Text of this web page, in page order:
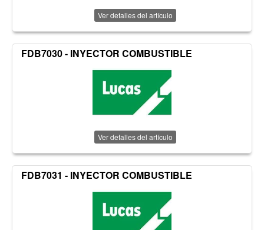
Ver detalles del artículo
FDB7030 - INYECTOR COMBUSTIBLE
Ver detalles del artículo
FDB7031 - INYECTOR COMBUSTIBLE